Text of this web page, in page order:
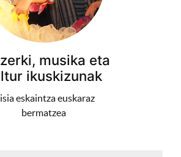
musika eta
ikuskizunak
eskaintza euskaraz
bermatzea